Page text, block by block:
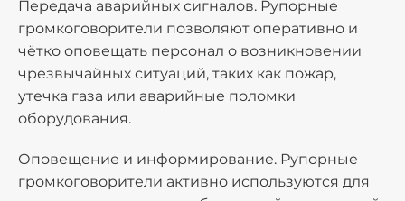
Передача аварийных сигналов. Рупорные
громкоговорители позволяют оперативно и
чётко оповещать персонал о возникновении
чрезвычайных ситуаций, таких как пожар,
утечка газа или аварийные поломки
оборудования.
Оповещение и информирование. Рупорные
громкоговорители активно используются для